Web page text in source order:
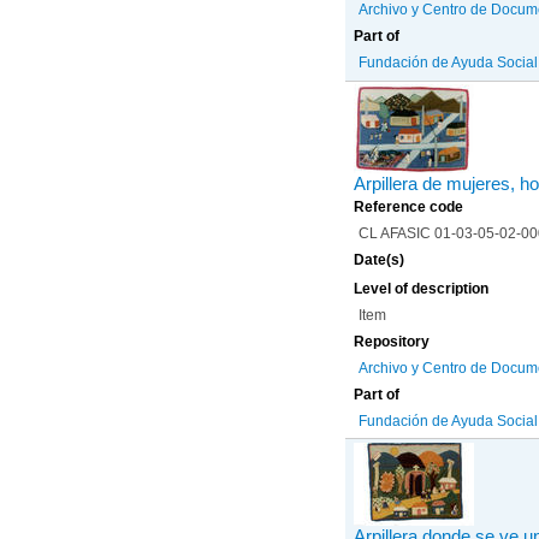
Archivo y Centro de
Part of
Fundación de Ayuda
Arpillera de mujeres,
Reference code
CL AFASIC 01-03-05-02-
Date(s)
Level of description
Item
Repository
Archivo y Centro de
Part of
Fundación de Ayuda